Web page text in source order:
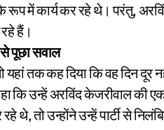
रूप में कार्य कर रहे थे। परंतु,
हैं।
पूछा सवाल
यहां तक कह दिया कि वह दिन
कि उन्हें अरविंद केजरीवाल की
थे, तो उन्होंने उन्हें पार्टी से